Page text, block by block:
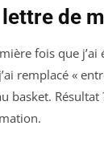
de
fois que
remplacé «
basket.